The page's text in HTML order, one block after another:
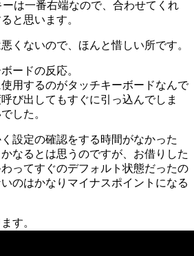
ーは一番右端なので、合わせてくれ
と思います。
くないので、ほんと惜しい所です。
ードの反応。
用するのがタッチキーボードなんで
び出してもすぐに引っ込んでしま
した。
設定の確認をする時間がなかった
なるとは思うのですが、お借りした
ってすぐのデフォルト状態だったの
のはかなりマイナスポイントになる
す。